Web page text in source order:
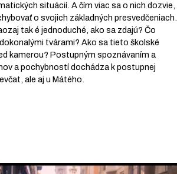
situácií. A čím viac sa o nich dozvie,
o svojich základných presvedčeniach.
tak é jednoduché, ako sa zdajú? Čo
tvárami? Ako sa tieto školské
kamerou? Postupným spoznávaním a
a pochybností dochádza k postupnej
ale aj u Mátého.